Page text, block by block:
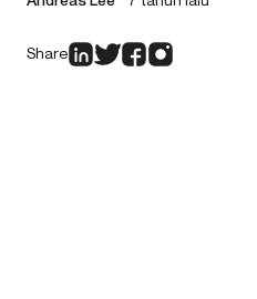
Share